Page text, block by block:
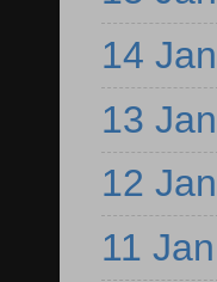
14 Jan
13 Jan
12 Jan
11 Jan